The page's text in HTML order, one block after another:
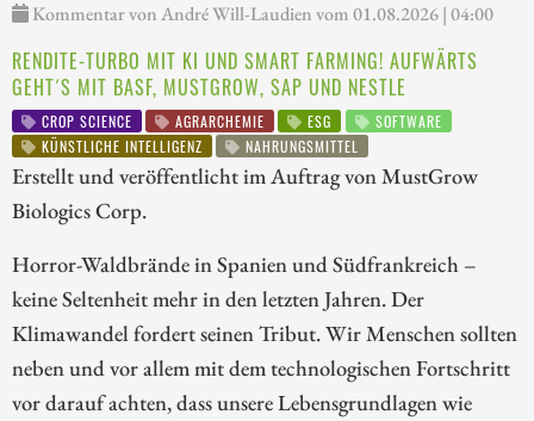
Kommentar von André Will-Laudien vom 01.08.2026 | 04:00
RENDITE-TURBO MIT KI UND SMART FARMING! AUFWÄRTS
GEHT´S MIT BASF, MUSTGROW, SAP UND NESTLE
CROP SCIENCE AGRARCHEMIE ESG
SOFTWARE
KÜNSTLICHE INTELLIGENZ
NAHRUNGSMITTEL
Erstellt und veröffentlicht im Auftrag von MustGrow
Biologics Corp.
Horror-Waldbrände in Spanien und Südfrankreich –
keine Seltenheit mehr in den letzten Jahren. Der
Klimawandel fordert seinen Tribut. Wir Menschen sollten
neben und vor allem mit dem technologischen Fortschritt
vor darauf achten, dass unsere Lebensgrundlagen wie